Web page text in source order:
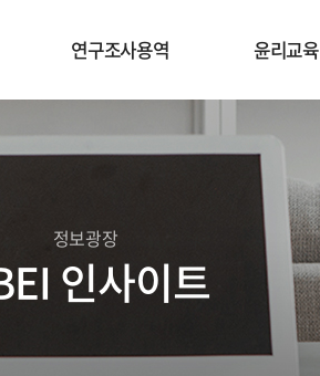
연구조사용역 윤리교육
정보광장
인사이트